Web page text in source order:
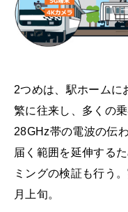
2つめは、駅ホームに
繁に往来し、多くの
28GHz帯の電波の伝
届く範囲を延伸する
ミングの検証も行う
月上旬。